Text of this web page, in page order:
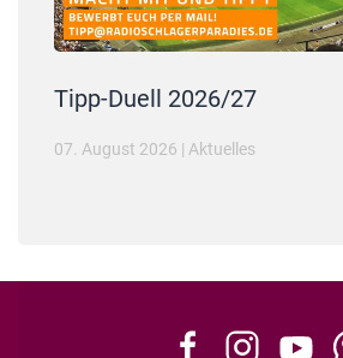
Tipp-Duell 2026/27
07. August 2026 | Aktuelles